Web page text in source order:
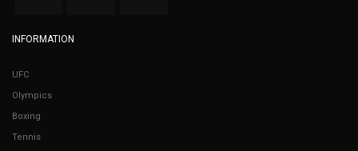
INFORMATION
UFC
Olympics
Boxing
Tennis